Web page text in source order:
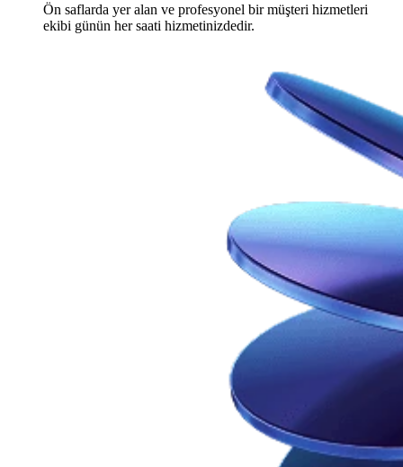
Ön saflarda yer alan ve profesyonel bir müşteri hizmetleri
ekibi günün her saati hizmetinizdedir.